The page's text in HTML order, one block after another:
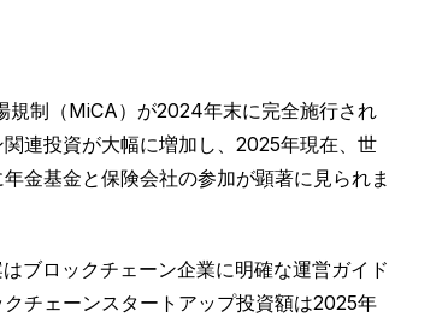
規制（MiCA）が2024年末に完全施行され
連投資が大幅に増加し、2025年現在、世
金基金と保険会社の参加が顕著に見られま
ブロックチェーン企業に明確な運営ガイド
チェーンスタートアップ投資額は2025年